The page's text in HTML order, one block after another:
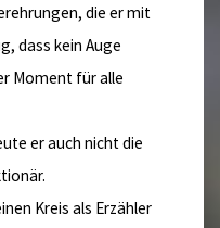
die er mit
dass kein Auge
Moment für alle
er auch nicht die
Kreis als Erzähler